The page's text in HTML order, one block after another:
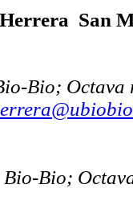
San
Bio;
Bio;